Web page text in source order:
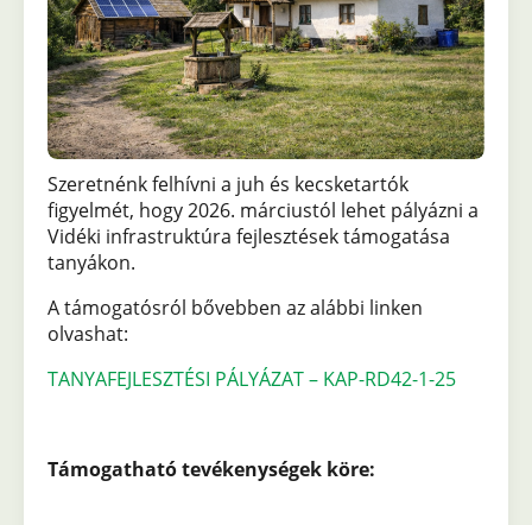
Szeretnénk felhívni a juh és kecsketartók
figyelmét, hogy 2026. márciustól lehet pályázni a
Vidéki infrastruktúra fejlesztések támogatása
tanyákon.
A támogatósról bővebben az alábbi linken
olvashat:
TANYAFEJLESZTÉSI PÁLYÁZAT – KAP-RD42-1-25
Támogatható tevékenységek köre: